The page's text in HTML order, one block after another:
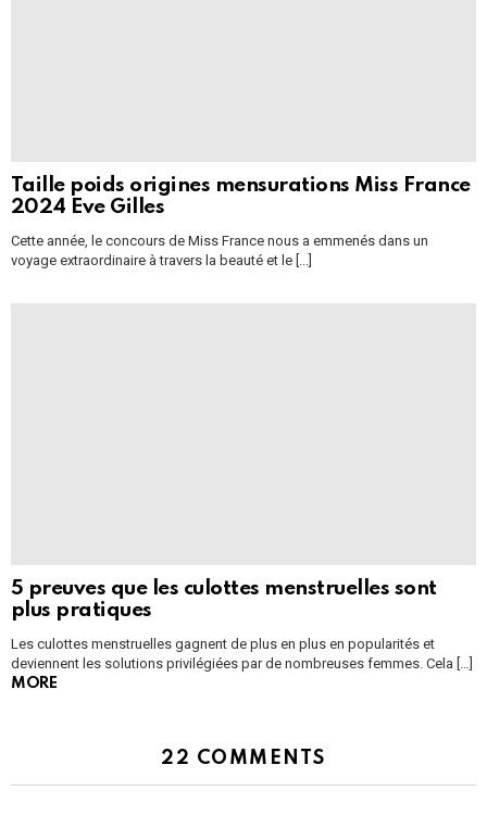
Taille poids origines mensurations Miss France
2024 Eve Gilles
Cette année, le concours de Miss France nous a emmenés dans un
voyage extraordinaire à travers la beauté et le [...]
5 preuves que les culottes menstruelles sont
plus pratiques
Les culottes menstruelles gagnent de plus en plus en popularités et
deviennent les solutions privilégiées par de nombreuses femmes. Cela […]
MORE
22 COMMENTS